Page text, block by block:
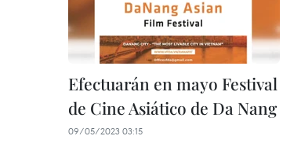
Efectuarán en mayo Festival
de Cine Asiático de Da Nang
09/05/2023 03:15